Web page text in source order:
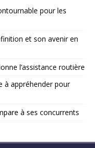
pour les
et son avenir en
l’assistance routière
à appréhender pour
à ses concurrents